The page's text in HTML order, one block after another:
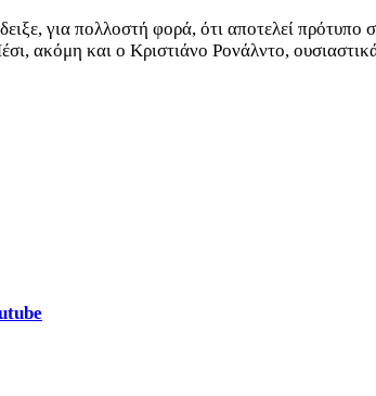
για πολλοστή φορά, ότι αποτελεί πρότυπο
ακόμη και ο Κριστιάνο Ρονάλντο,